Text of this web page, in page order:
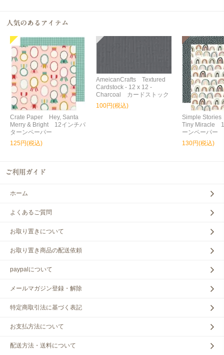
Crate Paper Hey, Santa
Merry & Bright 12インチパ
ターンペーパー
125円(税込)
AmeicanCrafts Textured
Cardstock - 12 x 12 -
Charcoal カードストック
100円(税込)
Simple
Tiny Miracle
ーンペーパー
130円(税込)
ホーム
よくあるご質問
お取り置きについて
お取り置き商品の配送依頼
paypalについて
メールマガジン登録・解除
特定商取引法に基づく表記
お支払方法について
配送方法・送料について